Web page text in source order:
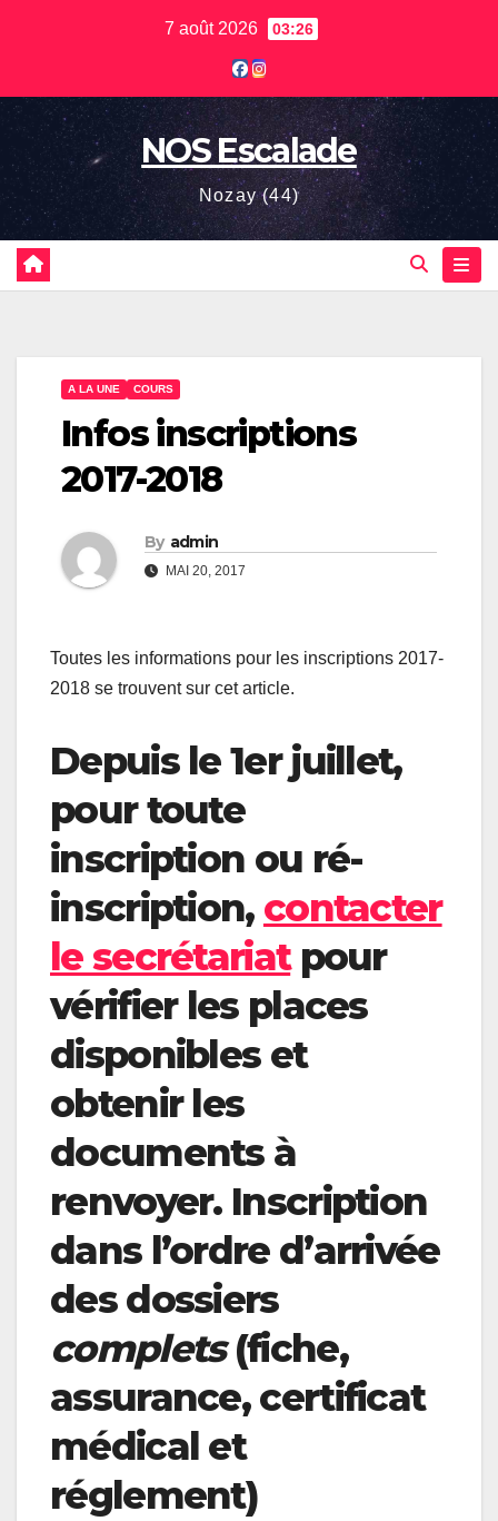
7 août 2026 03:26
NOS Escalade
Nozay (44)
A LA UNE COURS
Infos inscriptions
2017-2018
By admin
MAI 20, 2017
Toutes les informations pour les inscriptions 2017-
2018 se trouvent sur cet article.
Depuis le 1er juillet,
pour toute
inscription ou ré-
inscription, contacter
le secrétariatpour
vérifier les places
disponibles et
obtenir les
documents à
renvoyer. Inscription
dans l’ordre d’arrivée
des dossiers
complets(fiche,
assurance, certificat
médical et
réglement)